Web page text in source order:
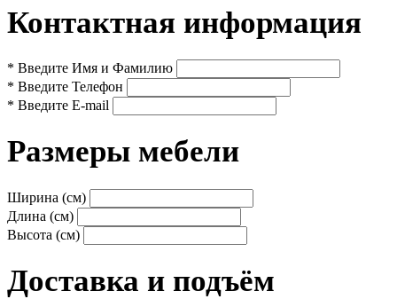
Контактная информация
* Введите Имя и Фамилию
* Введите Телефон
* Введите E-mail
Размеры мебели
Ширина (см)
Длина (см)
Высота (см)
Доставка и подъём